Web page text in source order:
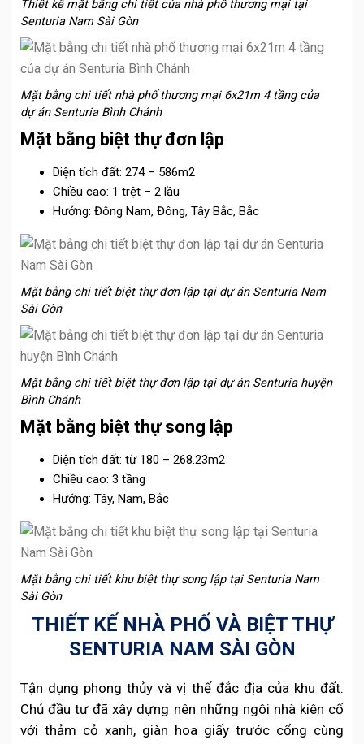
Thiết kế mặt bằng chi tiết của nhà phố thương mại tại
Senturia Nam Sài Gòn
Mặt bằng chi tiết nhà phố thương mại 6x21m 4 tầng của
dự án Senturia Bình Chánh
Mặt bằng biệt thự đơn lập
Diện tích đất: 274 – 586m2
Chiều cao: 1 trệt – 2 lầu
Hướng: Đông Nam, Đông, Tây Bắc, Bắc
Mặt bằng chi tiết biệt thự đơn lập tại dự án Senturia Nam
Sài Gòn
Mặt bằng chi tiết biệt thự đơn lập tại dự án Senturia huyện
Bình Chánh
Mặt bằng biệt thự song lập
Diện tích đất: từ 180 – 268.23m2
Chiều cao: 3 tầng
Hướng: Tây, Nam, Bắc
Mặt bằng chi tiết khu biệt thự song lập tại Senturia Nam
Sài Gòn
THIẾT KẾ NHÀ PHỐ VÀ BIỆT THỰ
SENTURIA NAM SÀI GÒN
Tận dụng phong thủy và vị thế đắc địa của khu đất.
Chủ đầu tư đã xây dựng nên những ngôi nhà kiên cố
với thảm cỏ xanh, giàn hoa giấy trước cổng cùng